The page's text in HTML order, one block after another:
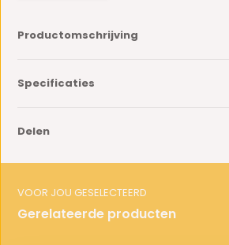
Productomschrijving
Specificaties
Delen
VOOR JOU GESELECTEERD
Gerelateerde producten